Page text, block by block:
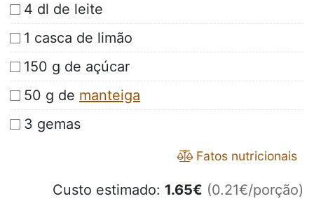
4 dl de leite
1 casca de limão
150 g de açúcar
50 g de manteiga
3 gemas
Fatos nutricionais
Custo estimado: 1.65€ (0.21€/porção)